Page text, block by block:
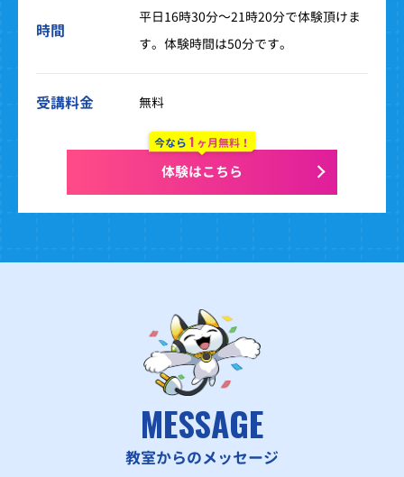
時間
平日16時30分～21時20分で体験頂けま
す。体験時間は50分です。
受講料金 無料
今なら 1 ヶ月無料！
体験はこちら
MESSAGE
教室からのメッセージ